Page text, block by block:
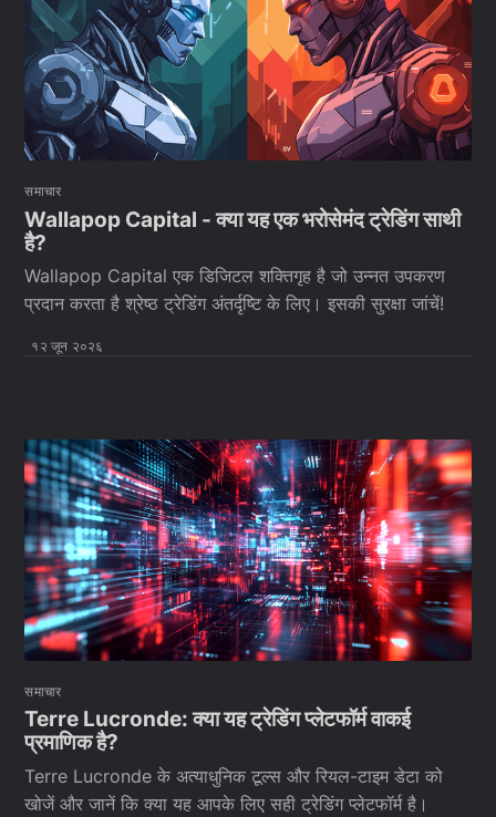
समाचार
Wallapop Capital - क्या यह एक भरोसेमंद ट्रेडिंग साथी
है?
Wallapop Capital एक डिजिटल शक्तिगृह है जो उन्नत उपकरण
प्रदान करता है श्रेष्ठ ट्रेडिंग अंतर्दृष्टि के लिए। इसकी सुरक्षा जांचें!
१२ जून २०२६
समाचार
Terre Lucronde: क्या यह ट्रेडिंग प्लेटफॉर्म वाकई
प्रमाणिक है?
Terre Lucronde के अत्याधुनिक टूल्स और रियल-टाइम डेटा को
खोजें और जानें कि क्या यह आपके लिए सही ट्रेडिंग प्लेटफॉर्म है।